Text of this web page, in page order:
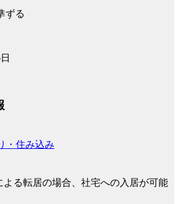
ずる
・住み込み
よる転居の場合、社宅への入居が可能